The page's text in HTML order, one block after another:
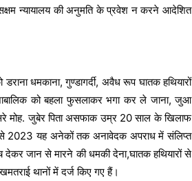
सक्षम न्यायालय की अनुमति के प्रवेश न करने आदेशित
धमकाना, गुण्डागर्दी, अवैध रूप घातक हथियारों
को बहला फुसलाकर भगा कर ले जाना, जुआ
मोह. जुबेर पिता असफाक उम्र 20 साल के खिलाफ
से 2023 यह अनेकों तक अनावेदक अपराध में संलिप्त
देकर जान से मारने की धमकी देना,घातक हथियारों से
थानों में दर्ज किए गए हैं।